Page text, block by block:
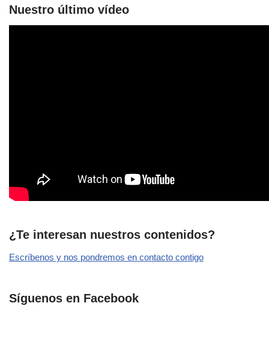
Nuestro último vídeo
¿Te interesan nuestros contenidos?
Escríbenos y nos pondremos en contacto contigo
Síguenos en Facebook